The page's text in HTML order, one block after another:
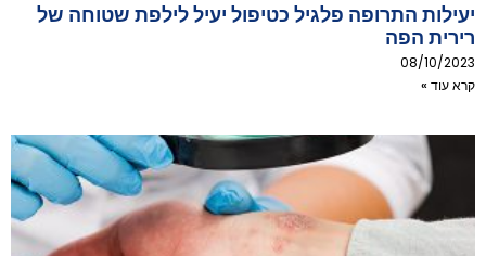
יעילות התרופה פלגיל כטיפול יעיל לילפת שטוחה של
רירית הפה
08/10/2023
קרא עוד »